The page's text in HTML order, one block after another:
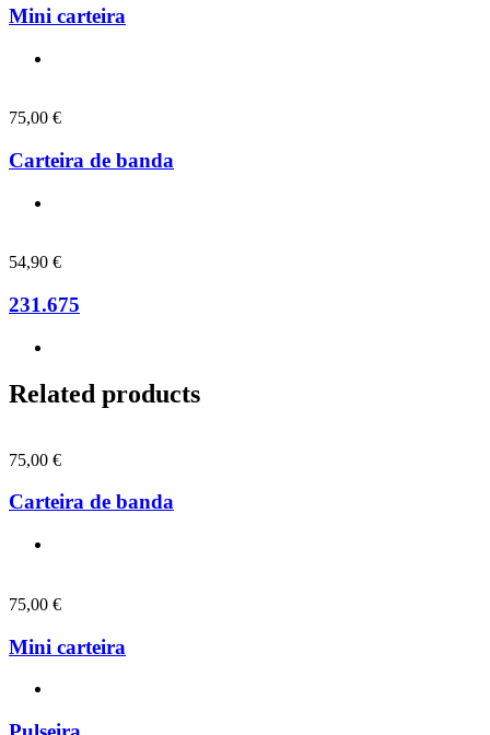
Mini carteira
75,00 €
Carteira de banda
54,90 €
231.675
Related products
75,00 €
Carteira de banda
75,00 €
Mini carteira